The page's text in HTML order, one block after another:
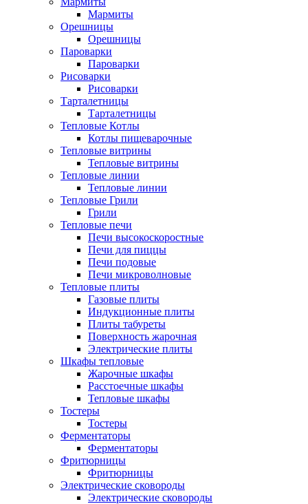
Мармиты
Орешницы
Орешницы
Пароварки
Пароварки
Рисоварки
Рисоварки
Тарталетницы
Тарталетницы
Тепловые Котлы
Котлы пищеварочные
Тепловые витрины
Тепловые витрины
Тепловые линии
Тепловые линии
Тепловые Грили
Грили
Тепловые печи
Печи высокоскоростные
Печи для пиццы
Печи подовые
Печи микроволновые
Тепловые плиты
Газовые плиты
Индукционные плиты
Плиты табуреты
Поверхность жарочная
Электрические плиты
Шкафы тепловые
Жарочные шкафы
Расстоечные шкафы
Тепловые шкафы
Тостеры
Тостеры
Ферментаторы
Ферментаторы
Фритюрницы
Фритюрницы
Электрические сковороды
Электрические сковороды